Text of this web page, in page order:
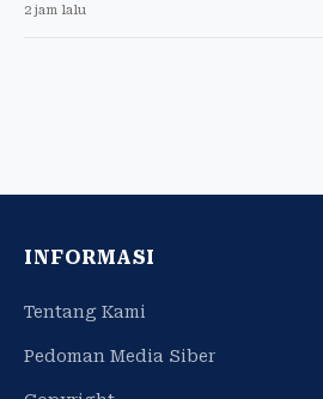
2 jam lalu
INFORMASI
Tentang Kami
Pedoman Media Siber